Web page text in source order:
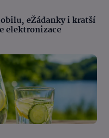
eŽádanky i kratší
elektronizace